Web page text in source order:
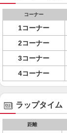
コーナー
1コーナー
2コーナー
3コーナー
4コーナー
ラップタイム
距離